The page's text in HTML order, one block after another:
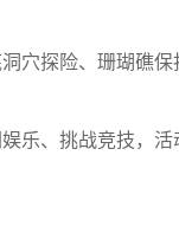
穴探险、珊瑚礁
乐、挑战竞技，活